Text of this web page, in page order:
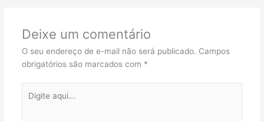
Deixe um comentário
O seu endereço de e-mail não será publicado. Campos
obrigatórios são marcados com *
aqui...